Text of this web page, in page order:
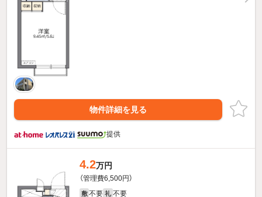
物件詳細を見る
提供
4.2万円
（管理費6,500円）
敷 不要 礼 不要